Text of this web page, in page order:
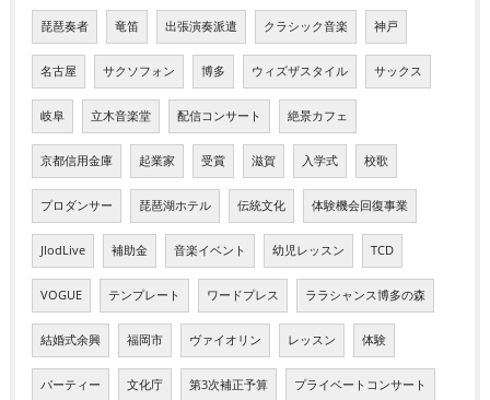
琵琶奏者 竜笛 出張演奏派遣 クラシック音楽 神戸
名古屋 サクソフォン 博多 ウィズザスタイル サックス
岐阜 立木音楽堂 配信コンサート 絶景カフェ
京都信用金庫 起業家 受賞 滋賀 入学式 校歌
プロダンサー 琵琶湖ホテル 伝統文化 体験機会回復事業
JlodLive 補助金 音楽イベント 幼児レッスン TCD
VOGUE テンプレート ワードプレス ララシャンス博多の森
結婚式余興 福岡市 ヴァイオリン レッスン 体験
パーティー 文化庁 第3次補正予算 プライベートコンサート